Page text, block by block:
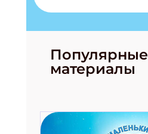
Популярные
материалы